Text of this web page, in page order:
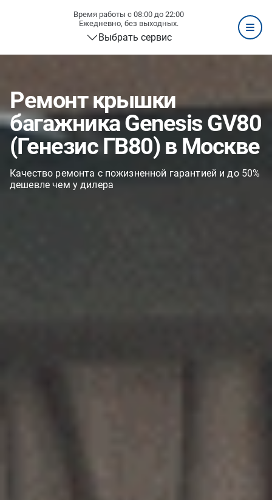
Время работы с 08:00 до 22:00
Ежедневно, без выходных.
Выбрать сервис
Ремонт крышки
багажника Genesis GV80
(Генезис ГВ80) в Москве
Качество ремонта с пожизненной гарантией и до 50%
дешевле чем у дилера